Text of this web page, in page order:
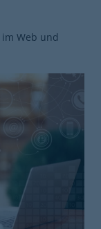
im Web und